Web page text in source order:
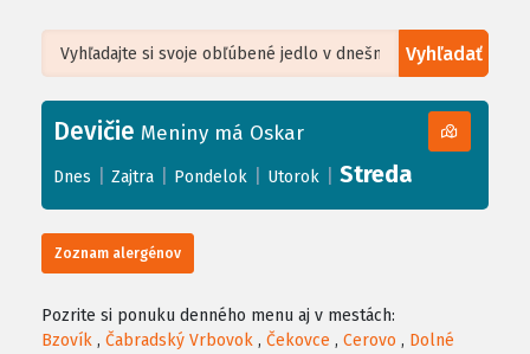
Vyhľadať
+
−
Leaflet| ©OpenStreetMap, Tiles courtesy ofHumanitarian OpenStreetMap
Devičie Meniny má Oskar
Dnes Zajtra Pondelok Utorok Streda
Zoznam alergénov
Pozrite si ponuku denného menu aj v mestách:
Bzovík , Čabradský Vrbovok , Čekovce , Cerovo , Dolné